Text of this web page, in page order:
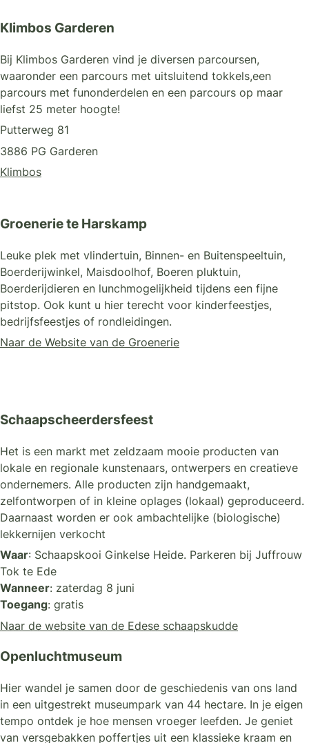
Klimbos Garderen
Bij Klimbos Garderen vind je diversen parcoursen,
waaronder een parcours met uitsluitend tokkels,een
parcours met funonderdelen en een parcours op maar
liefst 25 meter hoogte!
Putterweg 81
3886 PG Garderen
Klimbos
Groenerie te Harskamp
Leuke plek met vlindertuin, Binnen- en Buitenspeeltuin,
Boerderijwinkel, Maisdoolhof, Boeren pluktuin,
Boerderijdieren en lunchmogelijkheid tijdens een fijne
pitstop. Ook kunt u hier terecht voor kinderfeestjes,
bedrijfsfeestjes of rondleidingen.
Naar de Website van de Groenerie
Schaapscheerdersfeest
Het is een markt met zeldzaam mooie producten van
lokale en regionale kunstenaars, ontwerpers en creatieve
ondernemers. Alle producten zijn handgemaakt,
zelfontworpen of in kleine oplages (lokaal) geproduceerd.
Daarnaast worden er ook ambachtelijke (biologische)
lekkernijen verkocht
Waar: Schaapskooi Ginkelse Heide. Parkeren bij Juffrouw
Tok te Ede
Wanneer: zaterdag 8 juni
Toegang: gratis
Naar de website van de Edese schaapskudde
Openluchtmuseum
Hier wandel je samen door de geschiedenis van ons land
in een uitgestrekt museumpark van 44 hectare. In je eigen
tempo ontdek je hoe mensen vroeger leefden. Je geniet
van versgebakken poffertjes uit een klassieke kraam en
LEES MEER